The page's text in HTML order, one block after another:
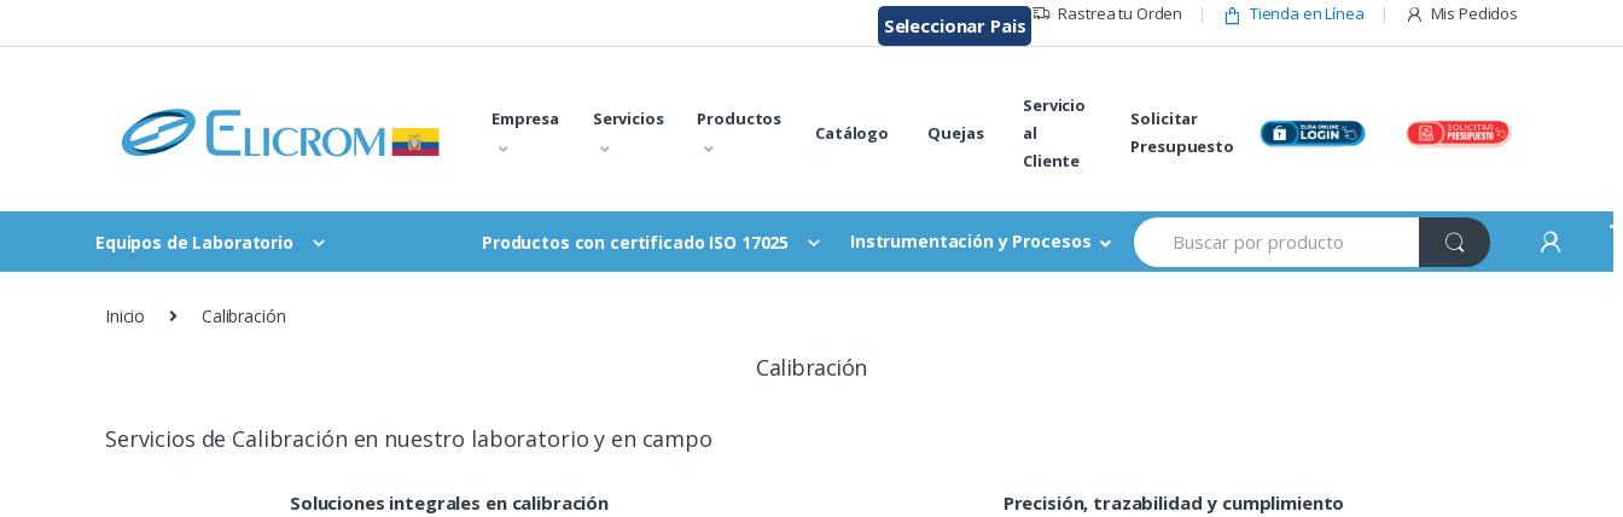
al
Rastrea tu Orden Tienda en Línea Mis Pedidos
Seleccionar Pais
Empresa Servicios Productos
Catálogo Quejas
Servicio
al
Cliente
Solicitar
Presupuesto
Equipos de Laboratorio Productos con certificado ISO 17025 Instrumentación y Procesos
Buscar:
Inicio Calibración
Calibración
Servicios de Calibración en nuestro laboratorio y en campo
Soluciones integrales en calibración Precisión, trazabilidad y cumplimiento